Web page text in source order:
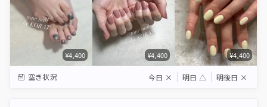
¥4,400 ¥4,400 ¥4,400
空き状況 今日 × 明日 △ 明後日 ×